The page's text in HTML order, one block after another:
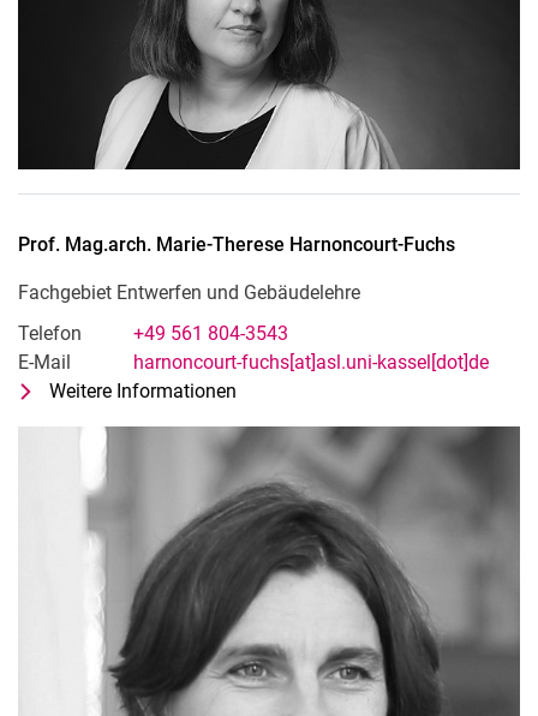
Prof. Mag.arch. Marie-Therese Harnoncourt-Fuchs
Fachgebiet Entwerfen und Gebäudelehre
Telefon
+49 561 804-3543
E-Mail
harnoncourt-fuchs[at]asl.uni-kassel[dot]de
Weitere Informationen